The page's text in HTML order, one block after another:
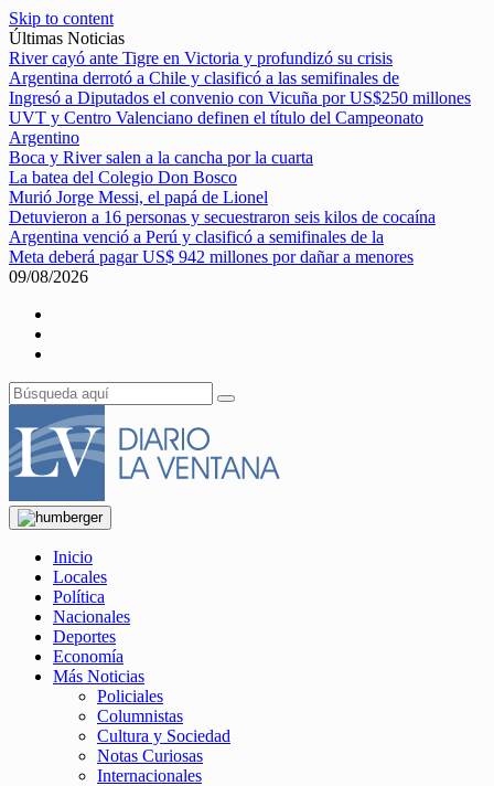
Skip to content
Últimas Noticias
River cayó ante Tigre en Victoria y profundizó su crisis
Argentina derrotó a Chile y clasificó a las semifinales de
Ingresó a Diputados el convenio con Vicuña por US$250 millones
UVT y Centro Valenciano definen el título del Campeonato
Argentino
Boca y River salen a la cancha por la cuarta
La batea del Colegio Don Bosco
Murió Jorge Messi, el papá de Lionel
Detuvieron a 16 personas y secuestraron seis kilos de cocaína
Argentina venció a Perú y clasificó a semifinales de la
Meta deberá pagar US$ 942 millones por dañar a menores
09/08/2026
Inicio
Locales
Política
Nacionales
Deportes
Economía
Más Noticias
Policiales
Columnistas
Cultura y Sociedad
Notas Curiosas
Internacionales